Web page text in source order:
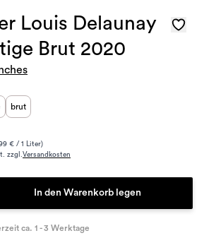
Louis Delaunay
Brut 2020
brut
€ / 1 Liter)
zzgl.Versandkosten
In den Warenkorb legen
ca. 1 - 3 Werktage